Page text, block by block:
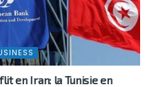
en Iran: la Tunisie en